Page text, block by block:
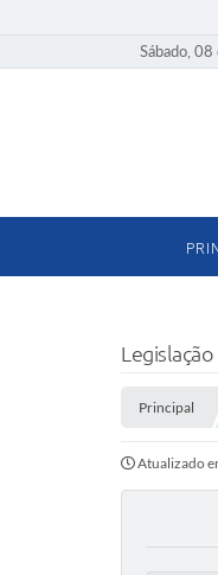
Sábado,
Legislação
Principal
Atualizado